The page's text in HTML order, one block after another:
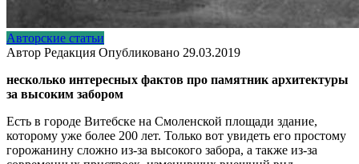
Авторские статьи
Автор Редакция Опубликовано 29.03.2019
несколько интересных фактов про памятник архитектуры
за высоким забором
Есть в городе Витебске на Смоленской площади здание,
которому уже более 200 лет. Только вот увидеть его простому
горожанину сложно из-за высокого забора, а также из-за